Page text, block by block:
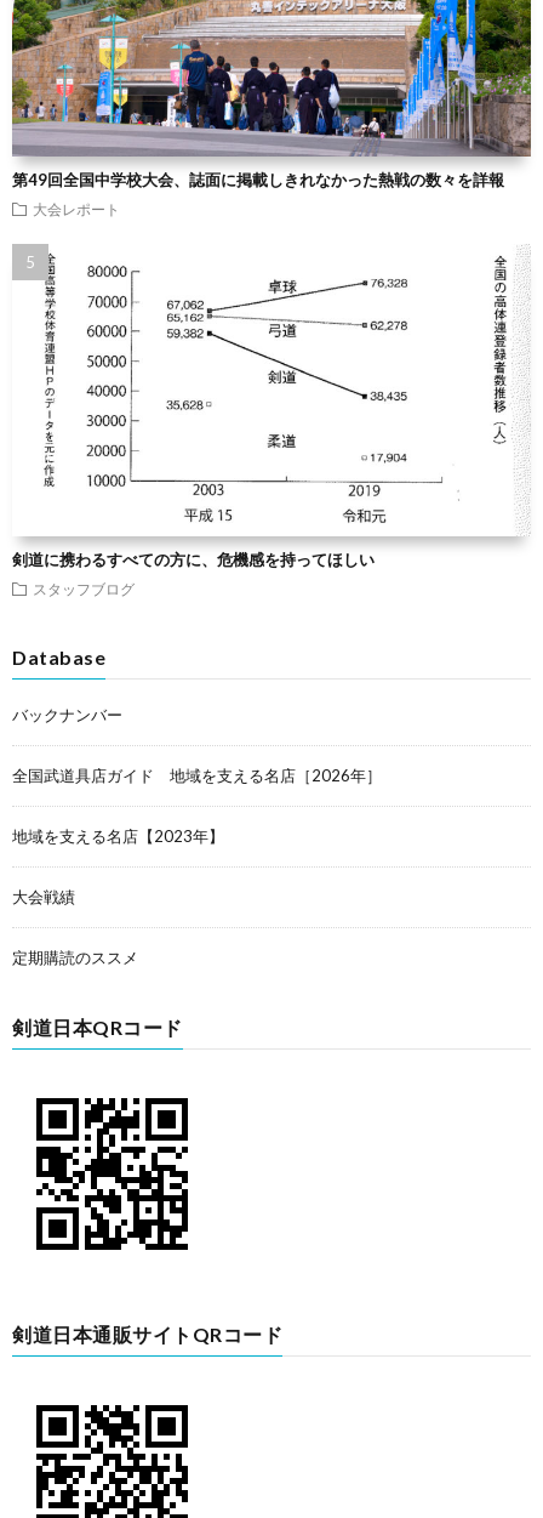
第49回全国中学校大会、誌面に掲載しきれなかった熱戦の数々を詳報
大会レポート
剣道に携わるすべての方に、危機感を持ってほしい
スタッフブログ
Database
バックナンバー
全国武道具店ガイド 地域を支える名店［2026年］
地域を支える名店【2023年】
大会戦績
定期購読のススメ
剣道日本QRコード
剣道日本通販サイトQRコード